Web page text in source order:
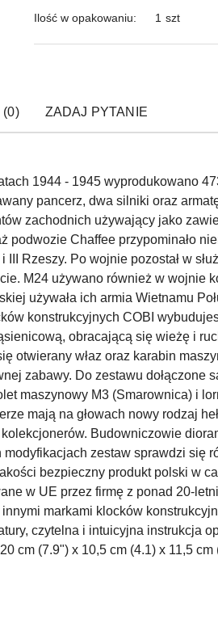
Ilość w opakowaniu: 1 szt
(0) ZADAJ PYTANIE
1944 - 1945 wyprodukowano
pancerz, dwa silniki oraz
zachodnich używający jako
podwozie Chaffee przypominało
Rzeszy. Po wojnie pozostał w
M24 używano również w wojnie
używała ich armia Wietnamu
konstrukcyjnych COBI
obracającą się wieżę i
otwierany właz oraz karabin
zabawy. Do zestawu dołączone
maszynowy M3 (Smarownica) i
mają na głowach nowy rodzaj
Budowniczowie
zestaw sprawdzi się
bezpieczny produkt polski w
w UE przez firmę z ponad 20-
markami klocków
czytelna i intuicyjna instrukcja
cm (7.9") x 10,5 cm (4.1) x 11,5 cm